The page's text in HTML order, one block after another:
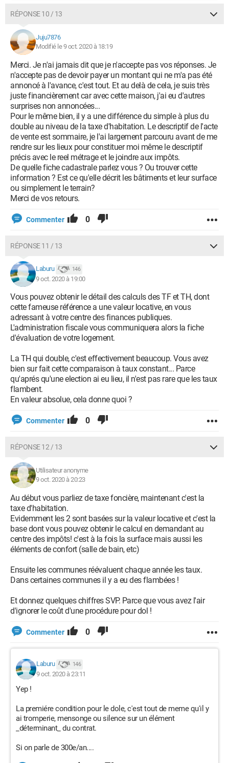
RÉPONSE 10 / 13
Juju7876
Modifié le 9 oct. 2020 à 18:19
Merci. Je n'ai jamais dit que je n'accepte pas vos réponses. Je
n'accepte pas de devoir payer un montant qui ne m'a pas été
annoncé à l'avance, c'est tout. Et au delà de cela, je suis très
juste financièrement car avec cette maison, j'ai eu d'autres
surprises non annoncées...
Pour le même bien, il y a une différence du simple à plus du
double au niveau de la taxe d'habitation. Le descriptif de l'acte
de vente est sommaire, je l'ai largement parcouru avant de me
rendre sur les lieux pour constituer moi même le descriptif
précis avec le reel métrage et le joindre aux impôts.
De quelle fiche cadastrale parlez vous ? Ou trouver cette
information ? Est ce qu'elle décrit les bâtiments et leur surface
ou simplement le terrain?
Merci de vos retours.
Commenter 0
RÉPONSE 11 / 13
Laburu 146
9 oct. 2020 à 19:00
Vous pouvez obtenir le détail des calculs des TF et TH, dont
cette fameuse référence a une valeur locative, en vous
adressant à votre centre des finances publiques.
L'administration fiscale vous communiquera alors la fiche
d'évaluation de votre logement.
La TH qui double, c'est effectivement beaucoup. Vous avez
bien sur fait cette comparaison à taux constant... Parce
qu'aprés qu'une election ai eu lieu, il n'est pas rare que les taux
flambent.
En valeur absolue, cela donne quoi ?
Commenter 0
RÉPONSE 12 / 13
Utilisateur anonyme
9 oct. 2020 à 20:23
Au début vous parliez de taxe foncière, maintenant c'est la
taxe d'habitation.
Evidemment les 2 sont basées sur la valeur locative et c'est la
base dont vous pouvez obtenir le calcul en demandant au
centre des impôts! c'est à la fois la surface mais aussi les
éléments de confort (salle de bain, etc)
Ensuite les communes réévaluent chaque année les taux.
Dans certaines communes il y a eu des flambées !
Et donnez quelques chiffres SVP. Parce que vous avez l'air
d'ignorer le coût d'une procédure pour dol !
Commenter 0
Laburu 146
9 oct. 2020 à 23:11
Yep !
La premiére condition pour le dole, c'est tout de meme qu'il y
ai tromperie, mensonge ou silence sur un élément
_déterminant_ du contrat.
Si on parle de 300e/an....